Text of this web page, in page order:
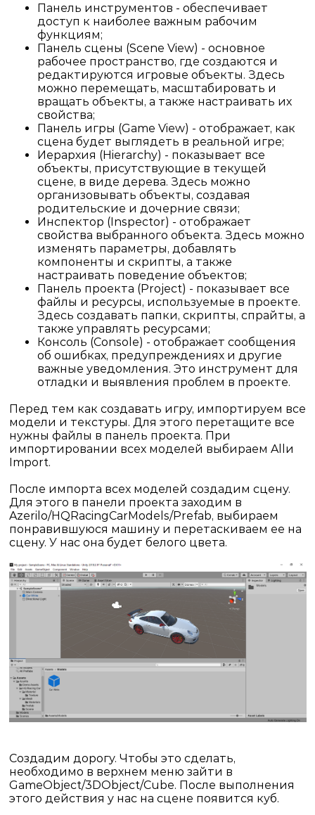
Панель инструментов - обеспечивает
доступ к наиболее важным рабочим
функциям;
Панель сцены (Scene View) - основное
рабочее пространство, где создаются и
редактируются игровые объекты. Здесь
можно перемещать, масштабировать и
вращать объекты, а также настраивать их
свойства;
Панель игры (Game View) - отображает, как
сцена будет выглядеть в реальной игре;
Иерархия (Hierarchy) - показывает все
объекты, присутствующие в текущей
сцене, в виде дерева. Здесь можно
организовывать объекты, создавая
родительские и дочерние связи;
Инспектор (Inspector) - отображает
свойства выбранного объекта. Здесь можно
изменять параметры, добавлять
компоненты и скрипты, а также
настраивать поведение объектов;
Панель проекта (Project) - показывает все
файлы и ресурсы, используемые в проекте.
Здесь создавать папки, скрипты, спрайты, а
также управлять ресурсами;
Консоль (Console) - отображает сообщения
об ошибках, предупреждениях и другие
важные уведомления. Это инструмент для
отладки и выявления проблем в проекте.
Перед тем как создавать игру, импортируем все
модели и текстуры. Для этого перетащите все
нужны файлы в панель проекта. При
импортировании всех моделей выбираем All и
Import.
После импорта всех моделей создадим сцену.
Для этого в панели проекта заходим в
Azerilo/HQRacingCarModels/Prefab, выбираем
понравившуюся машину и перетаскиваем ее на
сцену. У нас она будет белого цвета.
Создадим дорогу. Чтобы это сделать,
необходимо в верхнем меню зайти в
GameObject/3DObject/Cube. После выполнения
этого действия у нас на сцене появится куб.